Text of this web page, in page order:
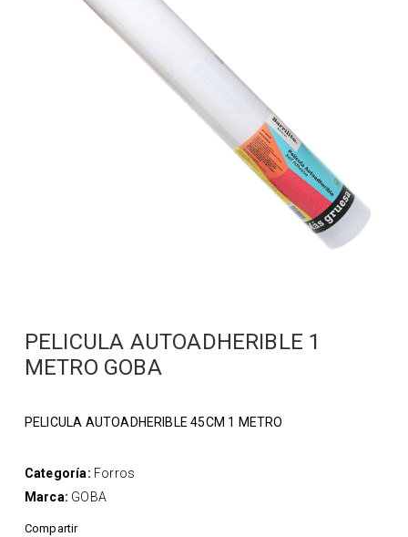
PELICULA AUTOADHERIBLE 1
METRO GOBA
PELICULA AUTOADHERIBLE 45CM 1 METRO
Categoría: Forros
Marca: GOBA
Compartir